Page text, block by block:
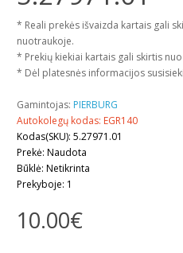
* Reali prekės išvaizda kartais gali
nuotraukoje.
* Prekių kiekiai kartais gali skirtis
* Dėl platesnės informacijos
Gamintojas: PIERBURG
Autokolegų kodas: EGR140
Kodas(SKU): 5.27971.01
Prekė: Naudota
Būklė: Netikrinta
Prekyboje: 1
10.00€